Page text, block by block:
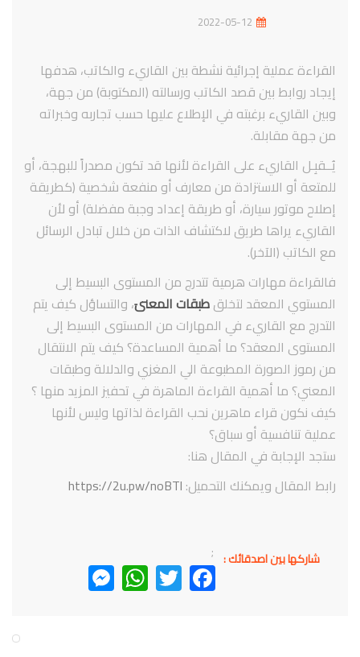
2022-05-12
القراءة عملية إجرائية نشطة بين القاريء والكاتب، هدفها
إيجاد روابط بين قصد الكاتب ورسالته (المكتوبة) من جهة،
وبين القاريء برغبته في الإطلاع عليها حسب تجاربه وخبراته
من جهة مقابلة.
يُــقبِـل القاريء على القراءة لأنها قد تكون مصدراً للبهجة، أو
للمتعة أو الاستزادة من معارف أو منفعة شخصية (كطريقة
إصلاح موتور سيارة، أو طريقة إعداد وجبة مفضلة) أو لأن
القاريء يراها طريق لاكتشاف الذات من خلال تبادل الرسائل
مع الكاتب (الآخر).
فالقراءة مهارات هرمية تتدرج من المستوى البسيط إلى
المستوي المعقد لتخلقطبقات المعنىَ، والتساؤل كيف يتم
التدرج مع القاريء في المهارات من المستوى البسيط إلى
المستوى المعقد؟ ما أهمية المساعدة؟ كيف يتم الانتقال
من رموز الصورة المطبوعة الي المغزي والدلالة وطبقات
المعني؟ ما أهمية القراءة الماهرة في تحفيز المزيد منها ؟
كيف نكون قراء ماهرين نحب القراءة لذاتها وليس لأنها
عملية تنافسية أو سباق؟
ستجد الإجابة في المقال هنا:
رابط المقال ويمكنك التحميل: https://2u.pw/noBTl
; شاركها بين اصدقائك : Facebook
Twitter
WhatsApp
Messenger